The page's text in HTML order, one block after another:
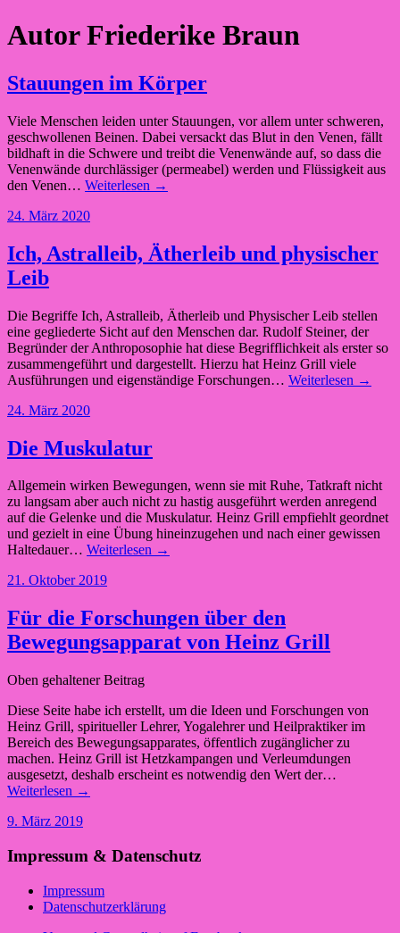
Autor Friederike Braun
Stauungen im Körper
Viele Menschen leiden unter Stauungen, vor allem unter schweren,
geschwollenen Beinen. Dabei versackt das Blut in den Venen, fällt
bildhaft in die Schwere und treibt die Venenwände auf, so dass die
Venenwände durchlässiger (permeabel) werden und Flüssigkeit aus
den Venen… Weiterlesen →
24. März 2020
Ich, Astralleib, Ätherleib und physischer
Leib
Die Begriffe Ich, Astralleib, Ätherleib und Physischer Leib stellen
eine gegliederte Sicht auf den Menschen dar. Rudolf Steiner, der
Begründer der Anthroposophie hat diese Begrifflichkeit als erster so
zusammengeführt und dargestellt. Hierzu hat Heinz Grill viele
Ausführungen und eigenständige Forschungen… Weiterlesen →
24. März 2020
Die Muskulatur
Allgemein wirken Bewegungen, wenn sie mit Ruhe, Tatkraft nicht
zu langsam aber auch nicht zu hastig ausgeführt werden anregend
auf die Gelenke und die Muskulatur. Heinz Grill empfiehlt geordnet
und gezielt in eine Übung hineinzugehen und nach einer gewissen
Haltedauer… Weiterlesen →
21. Oktober 2019
Für die Forschungen über den
Bewegungsapparat von Heinz Grill
Oben gehaltener Beitrag
Diese Seite habe ich erstellt, um die Ideen und Forschungen von
Heinz Grill, spiritueller Lehrer, Yogalehrer und Heilpraktiker im
Bereich des Bewegungsapparates, öffentlich zugänglicher zu
machen. Heinz Grill ist Hetzkampangen und Verleumdungen
ausgesetzt, deshalb erscheint es notwendig den Wert der…
Weiterlesen →
9. März 2019
Impressum & Datenschutz
Impressum
Datenschutzerklärung